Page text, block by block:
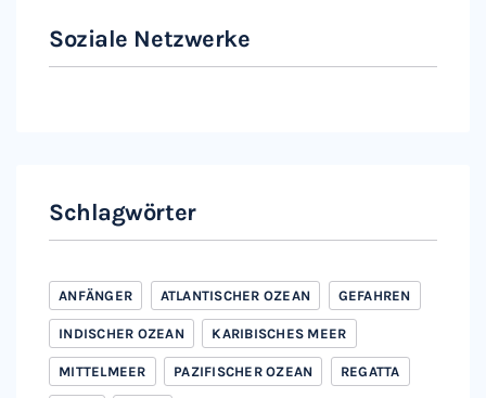
Soziale Netzwerke
Schlagwörter
ANFÄNGER ATLANTISCHER OZEAN GEFAHREN
INDISCHER OZEAN KARIBISCHES MEER
MITTELMEER PAZIFISCHER OZEAN REGATTA